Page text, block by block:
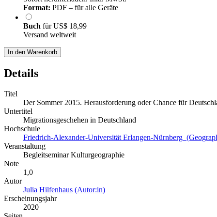
Format: PDF – für alle Geräte
Buch fürUS$ 18,99
Versand weltweit
In den Warenkorb
Details
Titel
Der Sommer 2015. Herausforderung oder Chance für
Untertitel
Migrationsgeschehen in Deutschland
Hochschule
Friedrich-Alexander-Universität Erlangen-Nürnberg
Veranstaltung
Begleitseminar Kulturgeographie
Note
1,0
Autor
Julia Hilfenhaus (Autor:in)
Erscheinungsjahr
2020